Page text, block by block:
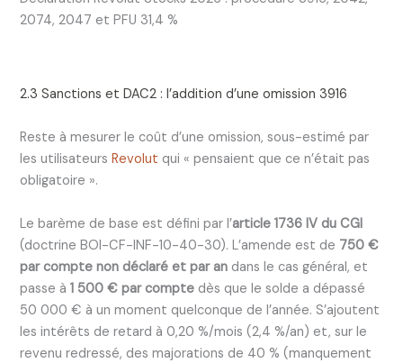
2074, 2047 et PFU 31,4 %
2.3 Sanctions et DAC2 : l’addition d’une omission 3916
Reste à mesurer le coût d’une omission, sous-estimé par
les utilisateursRevolut qui « pensaient que ce n’était pas
obligatoire ».
Le barème de base est défini par l’article 1736 IV du CGI
(doctrine BOI-CF-INF-10-40-30). L’amende est de 750 €
par compte non déclaré et par an dans le cas général, et
passe à1 500 € par compte dès que le solde a dépassé
50 000 € à un moment quelconque de l’année. S’ajoutent
les intérêts de retard à 0,20 %/mois (2,4 %/an) et, sur le
revenu redressé, des majorations de 40 % (manquement